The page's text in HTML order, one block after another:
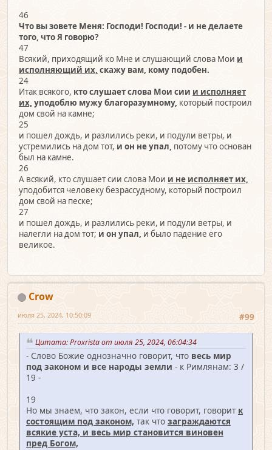
46
Что вы зовете Меня: Господи! Господи! - и не делаете
того, что Я говорю?
47
Всякий, приходящий ко Мне и слушающий слова Мои и
исполняющий их, скажу вам, кому подобен.
24
Итак всякого, кто слушает слова Мои сии и исполняет
их, уподоблю мужу благоразумному, который построил
дом свой на камне;
25
и пошел дождь, и разлились реки, и подули ветры, и
устремились на дом тот, и он не упал, потому что основан
был на камне.
26
А всякий, кто слушает сии слова Мои и не исполняет их,
уподобится человеку безрассудному, который построил
дом свой на песке;
27
и пошел дождь, и разлились реки, и подули ветры, и
налегли на дом тот; и он упал, и было падение его
великое.
Crow
#99
июля 25, 2024, 10:50:09
Цитата: Proxrista от июля 25, 2024, 06:04:34
- Слово Божие однозначно говорит, что весь мир
под законом и все народы земли - к Римлянам: 3 /
19 -
19
Но мы знаем, что закон, если что говорит, говорит к
состоящим под законом, так что заграждаются
всякие уста, и весь мир становится виновен
пред Богом,